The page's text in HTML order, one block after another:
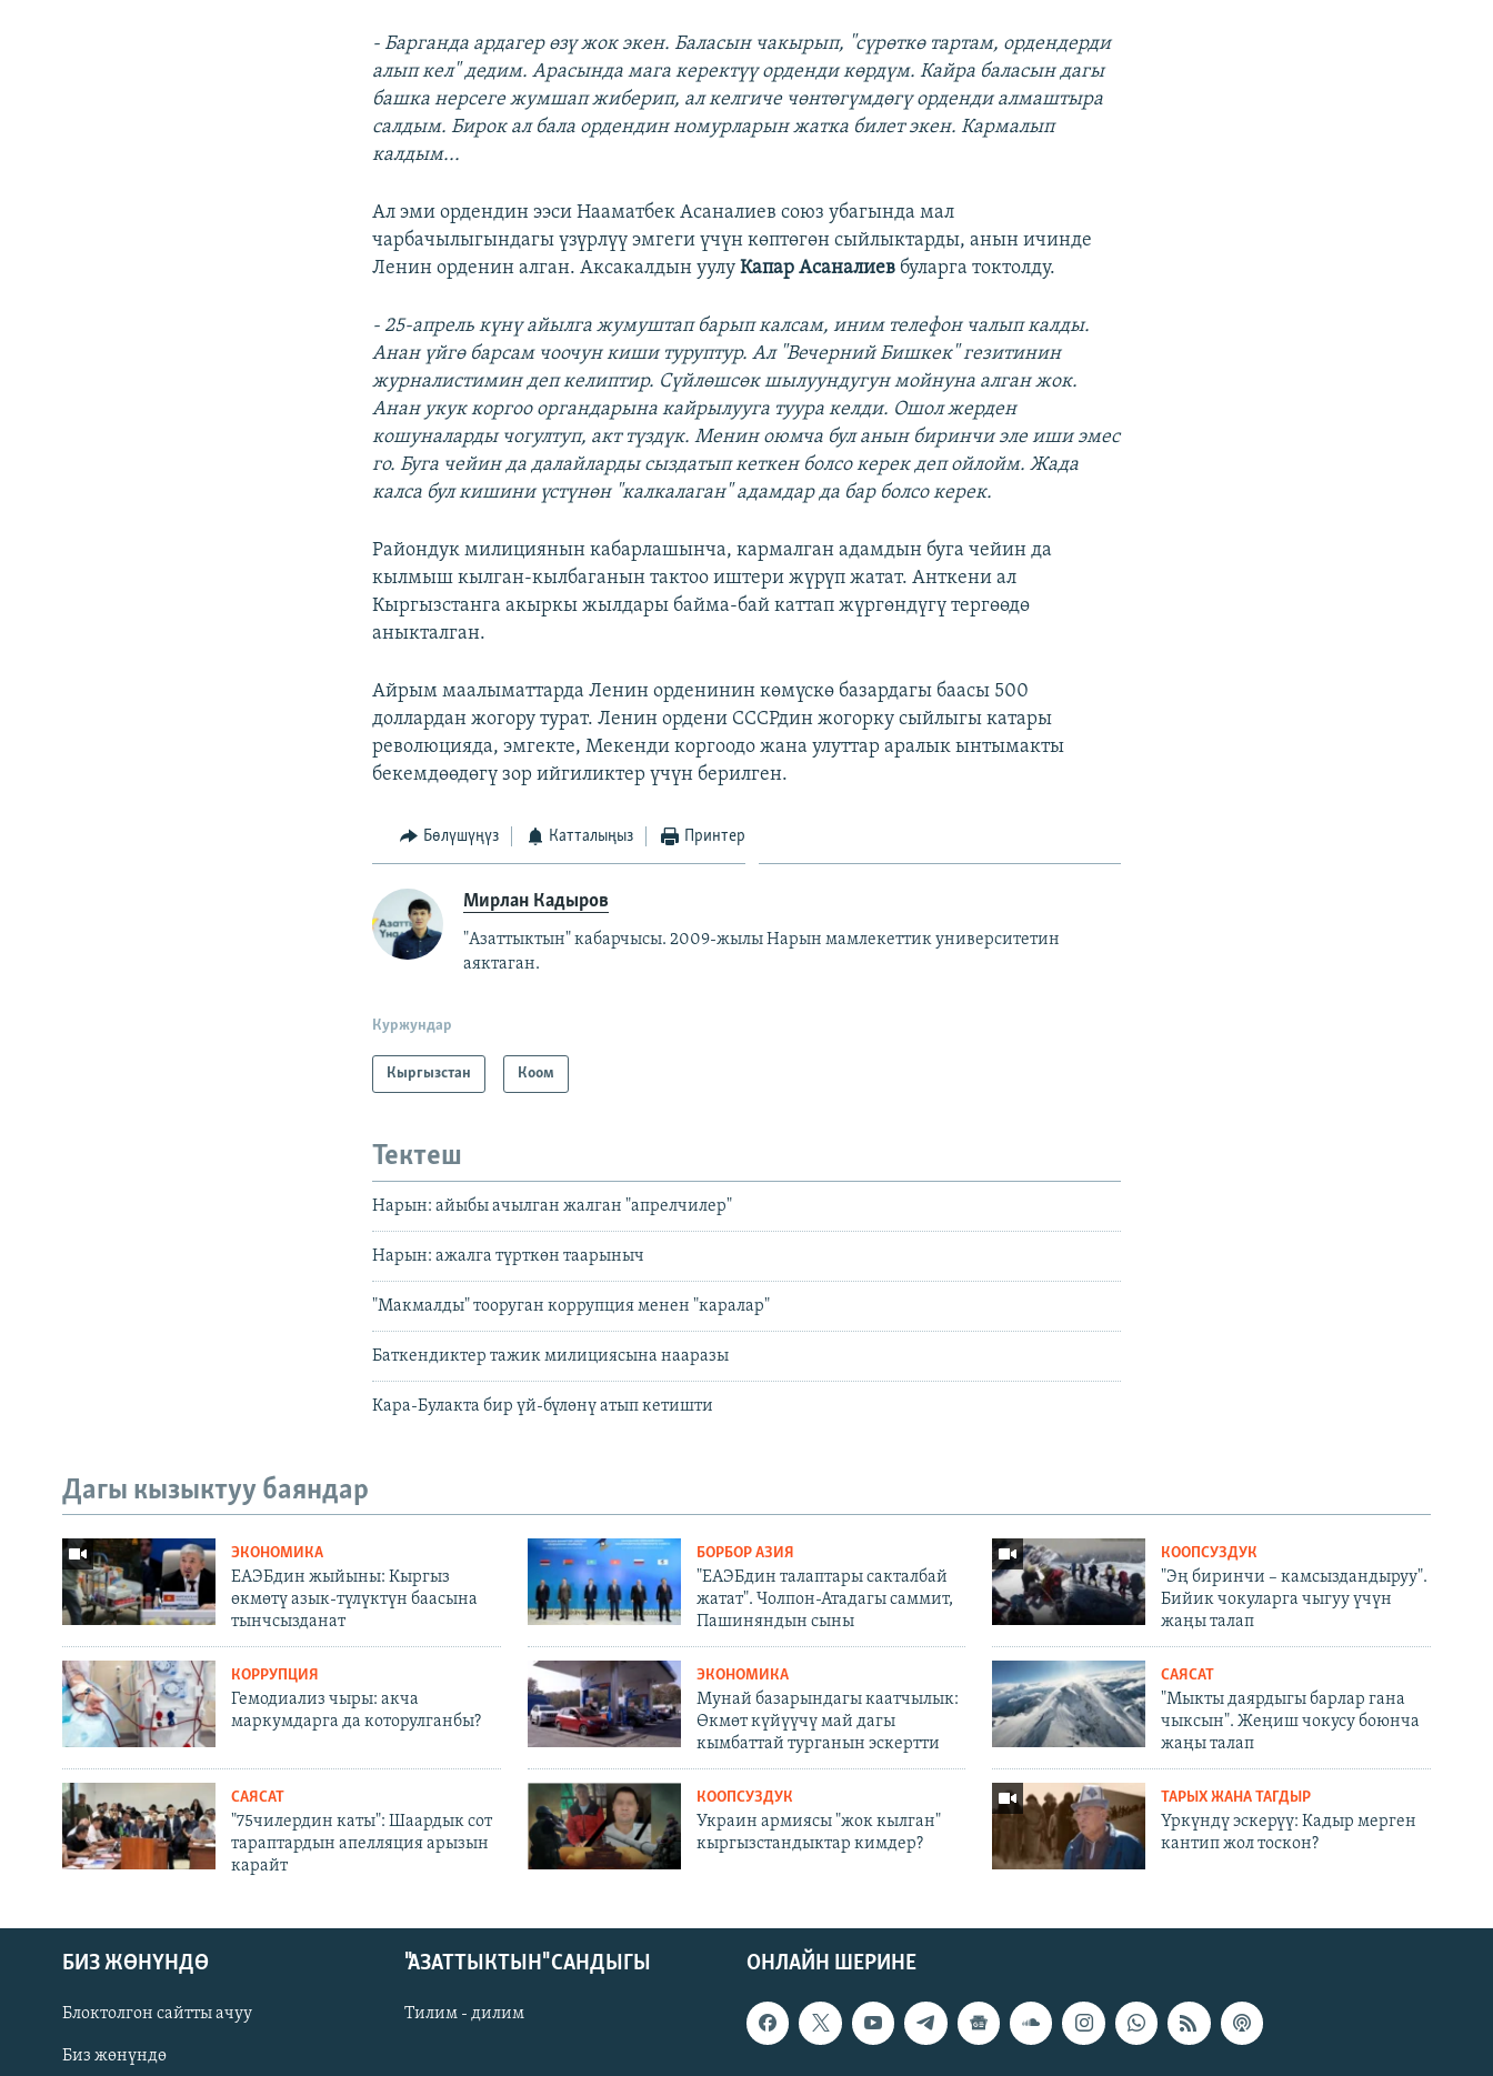
- Барганда ардагер өзү жок экен. Баласын чакырып, "сүрөткө тартам, ордендерди
алып кел" дедим. Арасында мага керектүү орденди көрдүм. Кайра баласын дагы
башка нерсеге жумшап жиберип, ал келгиче чөнтөгүмдөгү орденди алмаштыра
салдым. Бирок ал бала ордендин номурларын жатка билет экен. Кармалып
калдым...
Ал эми ордендин ээси Нааматбек Асаналиев союз убагында мал
чарбачылыгындагы үзүрлүү эмгеги үчүн көптөгөн сыйлыктарды, анын ичинде
Ленин орденин алган. Аксакалдын уулуКапар Асаналиев буларга токтолду.
- 25-апрель күнү айылга жумуштап барып калсам, иним телефон чалып калды.
Анан үйгө барсам чоочун киши туруптур. Ал "Вечерний Бишкек" гезитинин
журналистимин деп келиптир. Сүйлөшсөк шылуундугун мойнуна алган жок.
Анан укук коргоо органдарына кайрылууга туура келди. Ошол жерден
кошуналарды чогултуп, акт түздүк. Менин оюмча бул анын биринчи эле иши эмес
го. Буга чейин да далайларды сыздатып кеткен болсо керек деп ойлойм. Жада
калса бул кишини үстүнөн "калкалаган" адамдар да бар болсо керек.
Райондук милициянын кабарлашынча, кармалган адамдын буга чейин да
кылмыш кылган-кылбаганын тактоо иштери жүрүп жатат. Анткени ал
Кыргызстанга акыркы жылдары байма-бай каттап жүргөндүгү тергөөдө
аныкталган.
Айрым маалыматтарда Ленин орденинин көмүскө базардагы баасы 500
доллардан жогору турат. Ленин ордени СССРдин жогорку сыйлыгы катары
революцияда, эмгекте, Мекенди коргоодо жана улуттар аралык ынтымакты
бекемдөөдөгү зор ийгиликтер үчүн берилген.
Бөлүшүңүз Катталыңыз Принтер
Мирлан Кадыров
"Азаттыктын" кабарчысы. 2009-жылы Нарын мамлекеттик университетин
аяктаган.
Куржундар
Кыргызстан Коом
Тектеш
Нарын: айыбы ачылган жалган "апрелчилер"
Нарын: ажалга түрткөн таарыныч
"Макмалды" тооруган коррупция менен "каралар"
Баткендиктер тажик милициясына нааразы
Кара-Булакта бир үй-бүлөнү атып кетишти
Дагы кызыктуу баяндар
ЭКОНОМИКА
ЕАЭБдин жыйыны: Кыргыз
өкмөтү азык-түлүктүн баасына
тынчсызданат
БОРБОР АЗИЯ
"ЕАЭБдин талаптары сакталбай
жатат". Чолпон-Атадагы саммит,
Пашиняндын сыны
КООПСУЗДУК
"Эң биринчи – камсыздандыруу".
Бийик чокуларга чыгуу үчүн
жаңы талап
КОРРУПЦИЯ
Гемодиализ чыры: акча
маркумдарга да которулганбы?
ЭКОНОМИКА
Мунай базарындагы каатчылык:
Өкмөт күйүүчү май дагы
кымбаттай турганын эскертти
САЯСАТ
"Мыкты даярдыгы барлар гана
чыксын". Жеңиш чокусу боюнча
жаңы талап
САЯСАТ
"75чилердин каты": Шаардык сот
тараптардын апелляция арызын
карайт
КООПСУЗДУК
Украин армиясы "жок кылган"
кыргызстандыктар кимдер?
ТАРЫХ ЖАНА ТАГДЫР
Үркүндү эскерүү: Кадыр мерген
кантип жол тоскон?
ОНЛАЙН ШЕРИНЕ
БИЗ ЖӨНҮНДӨ
Блоктолгон сайтты ачуу
Биз жөнүндө
"АЗАТТЫКТЫН" САНДЫГЫ
Тилим - дилим